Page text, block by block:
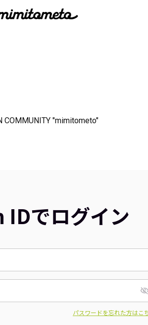
COMMUNITY "mimitometo"
でログイン
パスワードを忘れた方はこ